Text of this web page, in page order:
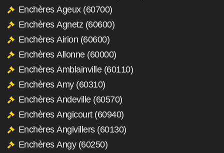
Enchères Ageux (60700)
Enchères Agnetz (60600)
Enchères Airion (60600)
Enchères Allonne (60000)
Enchères Amblainville (60110)
Enchères Amy (60310)
Enchères Andeville (60570)
Enchères Angicourt (60940)
Enchères Angivillers (60130)
Enchères Angy (60250)